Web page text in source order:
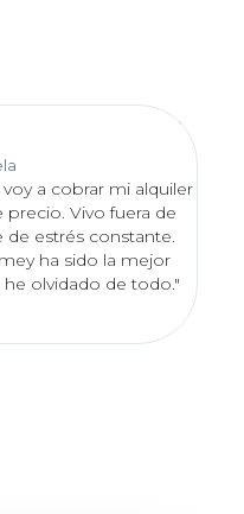
a cobrar mi alquiler
precio. Vivo fuera de
de estrés constante.
ha sido la mejor
olvidado de todo."